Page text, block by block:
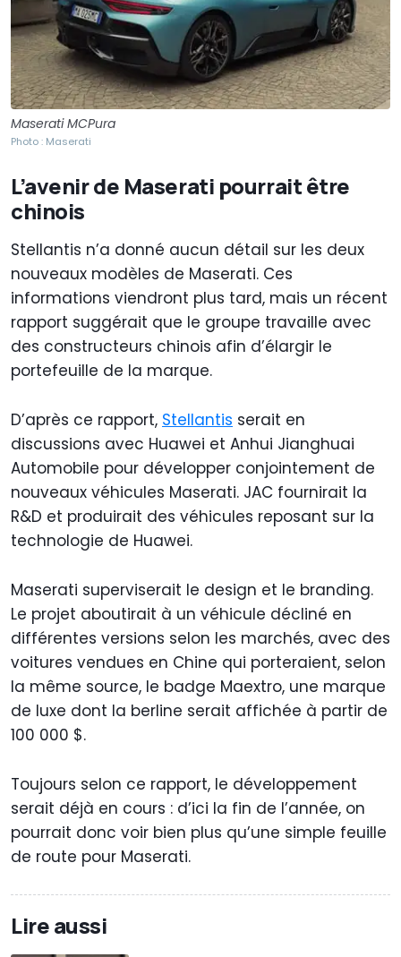
Maserati MCPura
Photo : Maserati
L’avenir de Maserati pourrait être
chinois
Stellantis n’a donné aucun détail sur les deux
nouveaux modèles de Maserati. Ces
informations viendront plus tard, mais un récent
rapport suggérait que le groupe travaille avec
des constructeurs chinois afin d’élargir le
portefeuille de la marque.
D’après ce rapport, Stellantis serait en
discussions avec Huawei et Anhui Jianghuai
Automobile pour développer conjointement de
nouveaux véhicules Maserati. JAC fournirait la
R&D et produirait des véhicules reposant sur la
technologie de Huawei.
Maserati superviserait le design et le branding.
Le projet aboutirait à un véhicule décliné en
différentes versions selon les marchés, avec des
voitures vendues en Chine qui porteraient, selon
la même source, le badge Maextro, une marque
de luxe dont la berline serait affichée à partir de
100 000 $.
Toujours selon ce rapport, le développement
serait déjà en cours : d’ici la fin de l’année, on
pourrait donc voir bien plus qu’une simple feuille
de route pour Maserati.
Lire aussi